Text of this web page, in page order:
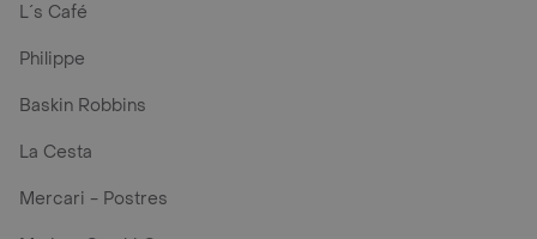
L´s Café
Philippe
Baskin Robbins
La Cesta
Mercari - Postres